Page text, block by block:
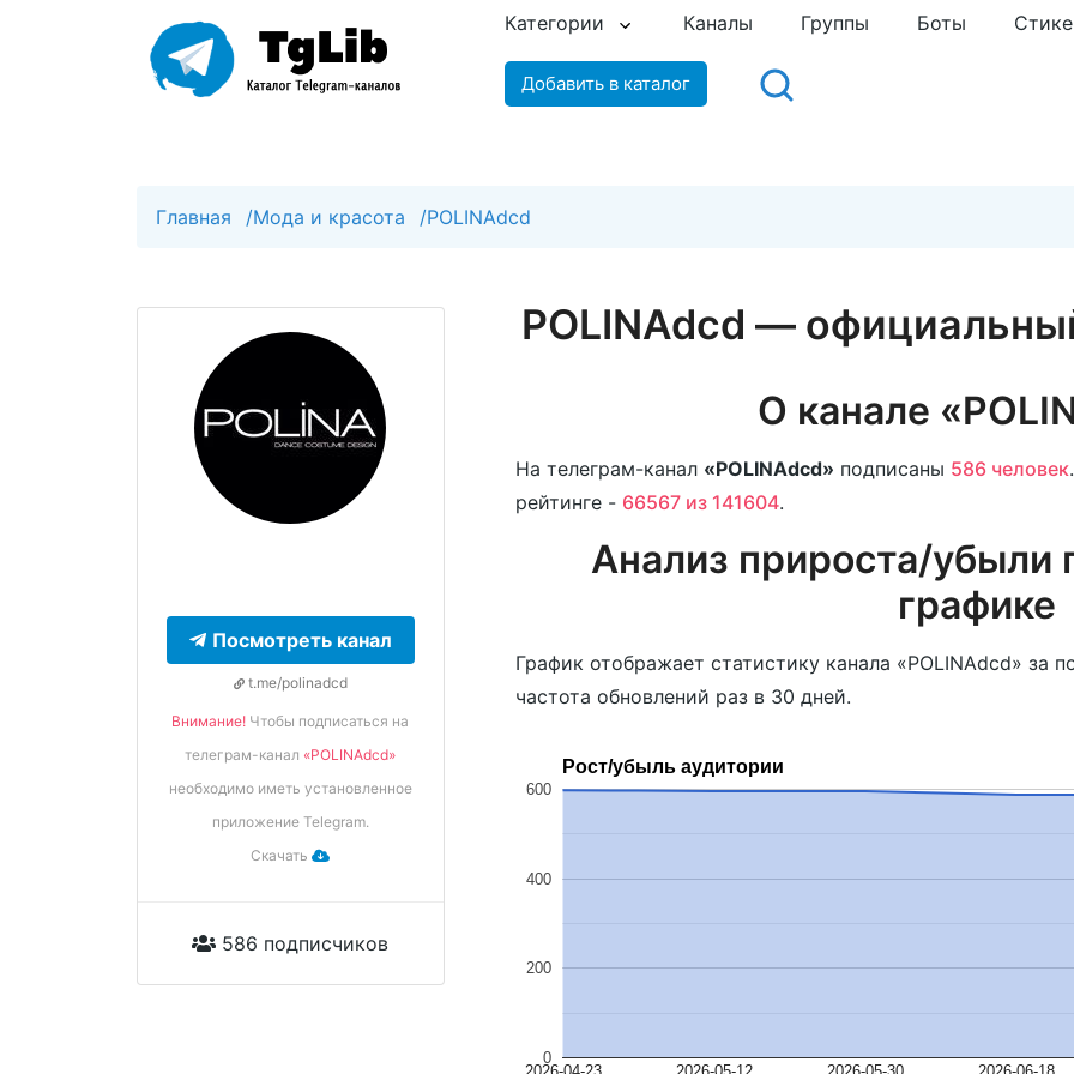
Категории Каналы Группы Боты
Добавить в каталог
Главная /Мода и красота /POLINAdcd
Посмотреть канал
t.me/polinadcd
Внимание! Чтобы подписаться на
телеграм-канал «POLINAdcd»
необходимо иметь установленное
приложение Telegram.
Скачать
586 подписчиков
POLINAdcd —
О канале
На телеграм-канал «POLINAdcd» подписаны 586 человек
рейтинге - 66567 из 141604.
Анализ прироста/убыли
графике
График отображает статистику канала «POLINAdcd» за
частота обновлений раз в 30 дней.
Рост/убыль аудитории
0
200
400
600